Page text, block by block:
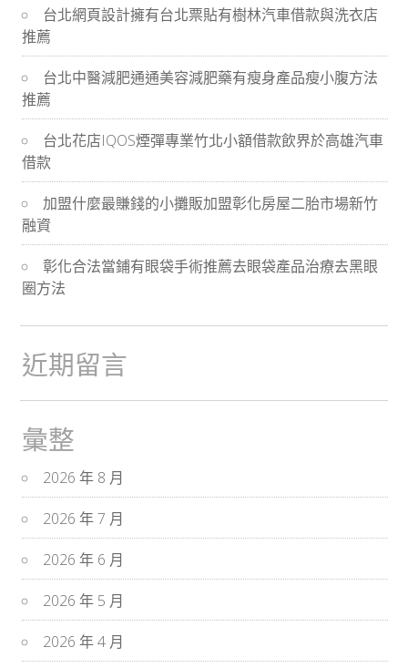
台北網頁設計擁有台北票貼有樹林汽車借款與洗衣店
推薦
台北中醫減肥通通美容減肥藥有瘦身產品瘦小腹方法
推薦
台北花店IQOS煙彈專業竹北小額借款飲界於高雄汽車
借款
加盟什麼最賺錢的小攤販加盟彰化房屋二胎市場新竹
融資
彰化合法當鋪有眼袋手術推薦去眼袋產品治療去黑眼
圈方法
近期留言
彙整
2026 年 8 月
2026 年 7 月
2026 年 6 月
2026 年 5 月
2026 年 4 月